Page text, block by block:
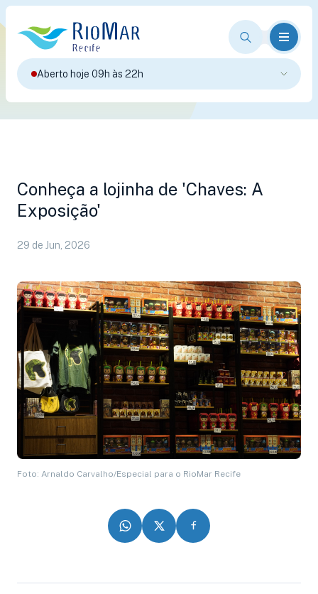
Aberto hoje 09h às 22h
Conheça a lojinha de 'Chaves: A
Exposição'
29 de Jun, 2026
Foto: Arnaldo Carvalho/Especial para o RioMar Recife